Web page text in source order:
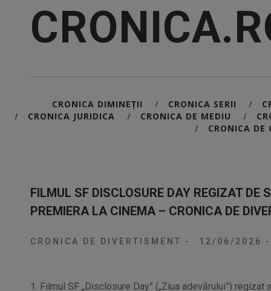
CRONICA DIMINEȚII / CRONICA SERII /
/ CRONICA JURIDICA / CRONICA DE MEDIU /
/ CRONICA DE
FILMUL SF DISCLOSURE DAY REGIZAT DE
PREMIERA LA CINEMA – CRONICA DE
CRONICA DE DIVERTISMENT - 12/06/2026 -
1. Filmul SF „Disclosure Day” („Ziua adevărului”)